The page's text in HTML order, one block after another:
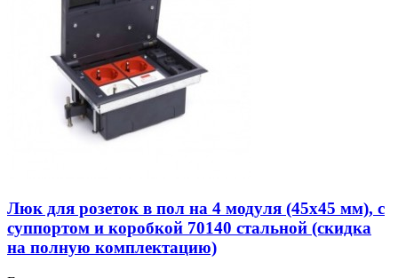
Люк для розеток в пол на 4 модуля (45х45 мм), с
суппортом и коробкой 70140 стальной (скидка
на полную комплектацию)